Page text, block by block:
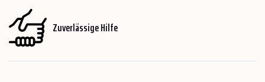
Zuverlässige Hilfe